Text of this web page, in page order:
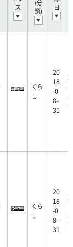
ス
(分
類)
日
くら
し
20
18
-0
8-
31
6
くら
し
20
18
-0
8-
31
9